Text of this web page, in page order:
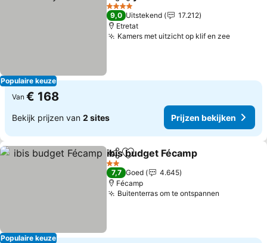
Populaire keuze
4 Sterren
9,0 Uitstekend
17.212
Etretat
Kamers met uitzicht op klif en zee
Van € 168
Bekijk prijzen van 2 sites Prijzen bekijken
Populaire keuze
DelenToevoegen aan favorieten
ibis budget Fécamp
2 Sterren
7,7 Goed
4.645
Fécamp
Buitenterras om te ontspannen